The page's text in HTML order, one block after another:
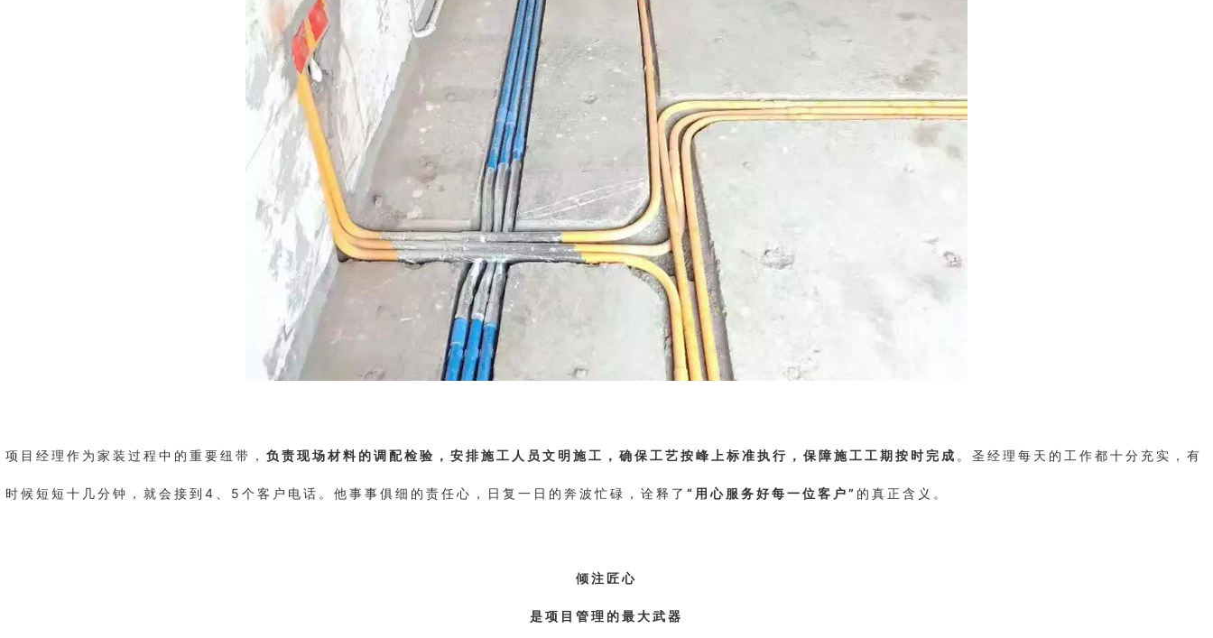
项目经理作为家装过程中的重要纽带， 负责现场材料的调配检验，安排施工人员文明施工，确保工艺按峰上标准执行，保障施工工期按时完成 。圣经理每天的工作都十分充实，有
时候短短十几分钟，就会接到4、5个客户电话。他事事俱细的责任心，日复一日的奔波忙碌，诠释了 “用心服务好每一位客户” 的真正含义。
倾注匠心
是项目管理的最大武器